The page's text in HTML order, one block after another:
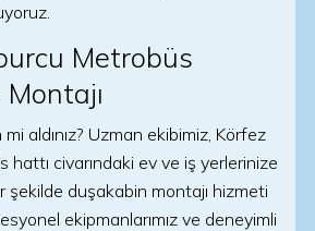
Metrobüs
aldınız? Uzman ekibimiz, Körfez
hattı civarındaki ev ve iş yerlerinize
şekilde duşakabin montajı hizmeti
ekipmanlarımız ve deneyimli